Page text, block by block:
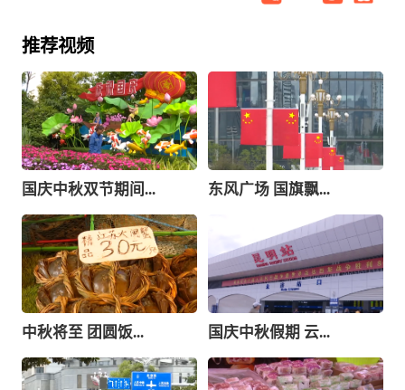
推荐视频
国庆中秋双节期间... 东风广场 国旗飘...
中秋将至 团圆饭... 国庆中秋假期 云...